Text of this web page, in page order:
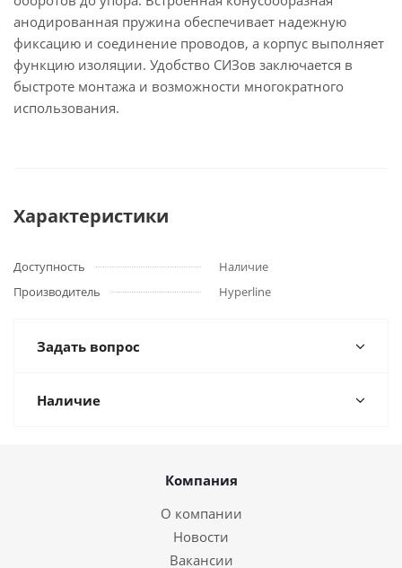
анодированная пружина обеспечивает надежную
фиксацию и соединение проводов, а корпус выполняет
функцию изоляции. Удобство СИЗов заключается в
быстроте монтажа и возможности многократного
использования.
Характеристики
Доступность
Наличие
Производитель
Hyperline
Задать вопрос
Наличие
Компания
О компании
Новости
Вакансии